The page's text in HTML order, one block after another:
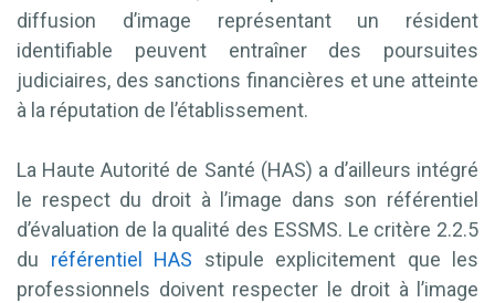
diffusion d’image représentant un résident
identifiable peuvent entraîner des poursuites
judiciaires, des sanctions financières et une atteinte
à la réputation de l’établissement.
La Haute Autorité de Santé (HAS) a d’ailleurs intégré
le respect du droit à l’image dans son référentiel
d’évaluation de la qualité des ESSMS. Le critère 2.2.5
du référentiel HAS stipule explicitement que les
professionnels doivent respecter le droit à l’image